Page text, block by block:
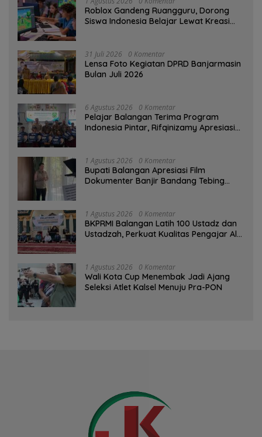
Roblox Gandeng Ruangguru, Dorong
Siswa Indonesia Belajar Lewat Kreasi
31 Juli 2026 0 Komentar
Lensa Foto Kegiatan DPRD Banjarmasin
Bulan Juli 2026
6 Agustus 2026 0 Komentar
Pelajar Balangan Terima Program
Indonesia Pintar, Rifqinizamy Apresiasi
1 Agustus 2026 0 Komentar
Bupati Balangan Apresiasi Film
Dokumenter Banjir Bandang Tebing
1 Agustus 2026 0 Komentar
BKPRMI Balangan Latih 100 Ustadz dan
Ustadzah, Perkuat Kualitas Pengajar Al-
1 Agustus 2026 0 Komentar
Wali Kota Cup Menembak Jadi Ajang
Seleksi Atlet Kalsel Menuju Pra-PON